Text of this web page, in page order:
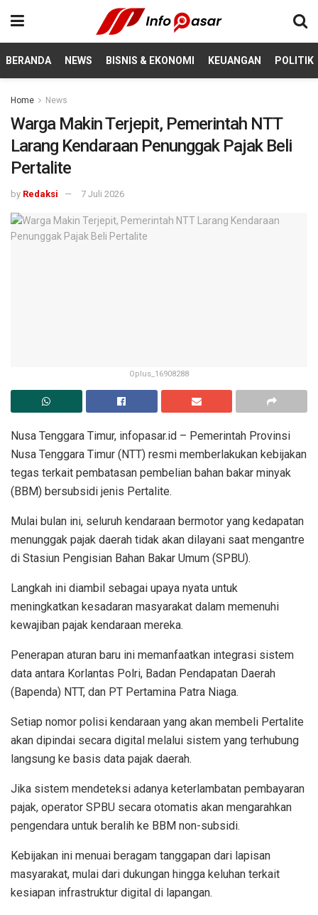
BERANDA NEWS BISNIS & EKONOMI KEUANGAN POLITIK
Home News
Warga Makin Terjepit, Pemerintah NTT
Larang Kendaraan Penunggak Pajak Beli
Pertalite
by Redaksi 7 Juli 2026
Oplus_16908288
Nusa Tenggara Timur, infopasar.id – Pemerintah Provinsi
Nusa Tenggara Timur (NTT) resmi memberlakukan kebijakan
tegas terkait pembatasan pembelian bahan bakar minyak
(BBM) bersubsidi jenis Pertalite.
Mulai bulan ini, seluruh kendaraan bermotor yang kedapatan
menunggak pajak daerah tidak akan dilayani saat mengantre
di Stasiun Pengisian Bahan Bakar Umum (SPBU).
Langkah ini diambil sebagai upaya nyata untuk
meningkatkan kesadaran masyarakat dalam memenuhi
kewajiban pajak kendaraan mereka.
Penerapan aturan baru ini memanfaatkan integrasi sistem
data antara Korlantas Polri, Badan Pendapatan Daerah
(Bapenda) NTT, dan PT Pertamina Patra Niaga.
Setiap nomor polisi kendaraan yang akan membeli Pertalite
akan dipindai secara digital melalui sistem yang terhubung
langsung ke basis data pajak daerah.
Jika sistem mendeteksi adanya keterlambatan pembayaran
pajak, operator SPBU secara otomatis akan mengarahkan
pengendara untuk beralih ke BBM non-subsidi.
Kebijakan ini menuai beragam tanggapan dari lapisan
masyarakat, mulai dari dukungan hingga keluhan terkait
kesiapan infrastruktur digital di lapangan.